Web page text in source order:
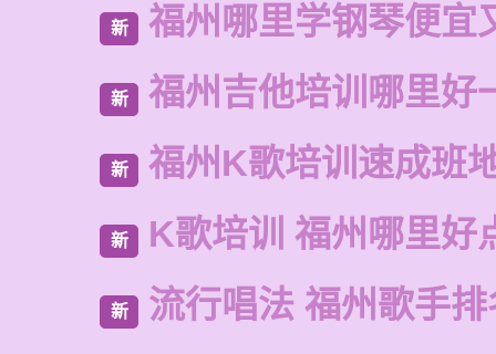
新 福州哪里学钢琴便宜
新 福州吉他培训哪里好
新 福州K歌培训速成班
新 K歌培训 福州哪里好
新 流行唱法 福州歌手